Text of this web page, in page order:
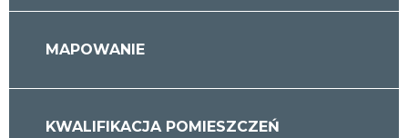
MAPOWANIE
KWALIFIKACJA POMIESZCZEŃ